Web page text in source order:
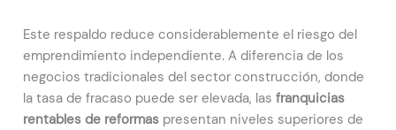
Este respaldo reduce considerablemente el riesgo del
emprendimiento independiente. A diferencia de los
negocios tradicionales del sector construcción, donde
la tasa de fracaso puede ser elevada, lasfranquicias
rentables de reformas presentan niveles superiores de